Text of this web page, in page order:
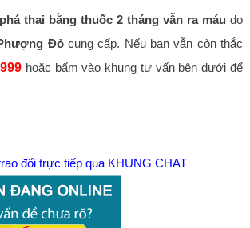
phá thai bằng thuốc 2 tháng vẫn ra máudo
Đỏcung cấp. Nếu bạn vẫn còn thắc
hoặc bấm vào khung tư vấn bên dưới để
đổi trực tiếp qua KHUNG CHAT